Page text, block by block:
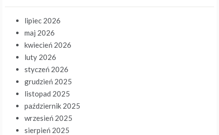
lipiec 2026
maj 2026
kwiecień 2026
luty 2026
styczeń 2026
grudzień 2025
listopad 2025
październik 2025
wrzesień 2025
sierpień 2025